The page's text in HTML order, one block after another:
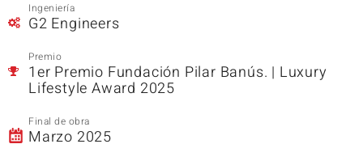
Ingeniería
G2 Engineers
Premio
1er Premio Fundación Pilar Banús. | Luxury
Lifestyle Award 2025
Final de obra
Marzo 2025